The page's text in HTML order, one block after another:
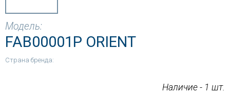
Модель:
FAB00001P ORIENT
Страна бренда:
Наличие - 1 шт.